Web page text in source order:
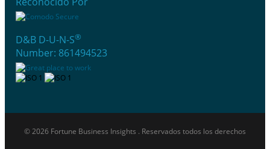
D&B D-U-N-S®
Number: 861494523
© 2026 Fortune Business Insights . Reservados todos los derechos